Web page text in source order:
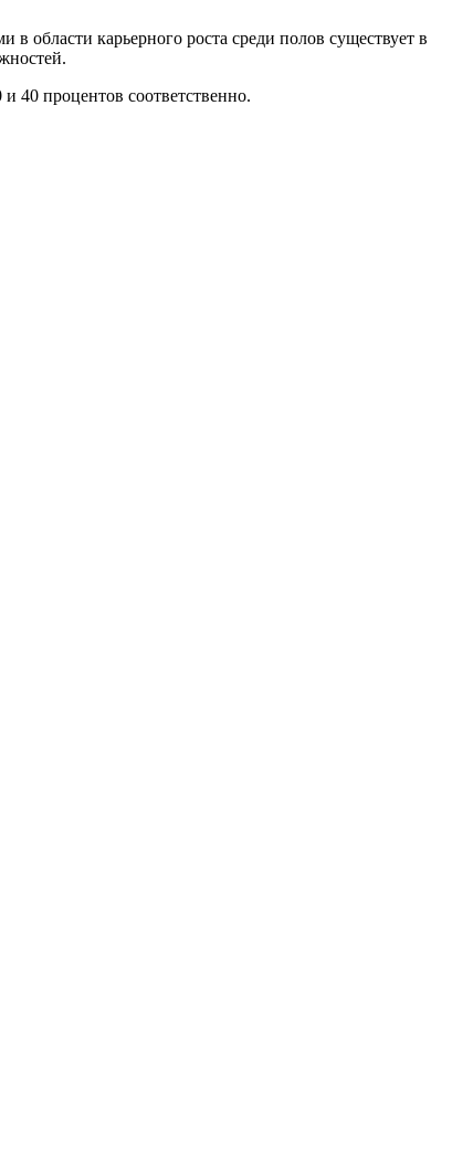
в области карьерного роста среди полов существует в
.
и 40 процентов соответственно.